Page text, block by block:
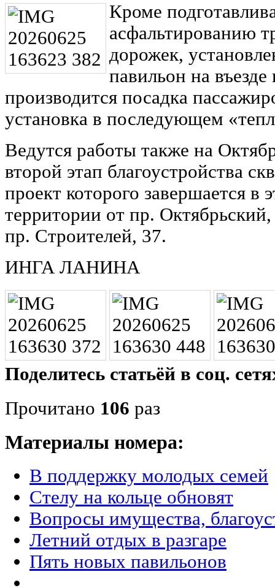
Кроме
асфальтированию
дорожек,
павильон на
производится посадка
установка в последующем
Ведутся работы также на
второй этап благоустройства
проект которого завершается в
территории от пр.
пр. Строителей, 37.
ИНГА ЛАНИНА
Поделитесь статьёй в соц.
Прочитано 106 раз
Материалы номера:
В поддержку молодых семей
Стелу на кольце обновят
Вопросы имущества,
Летний отдых в разгаре
Пять новых павильонов